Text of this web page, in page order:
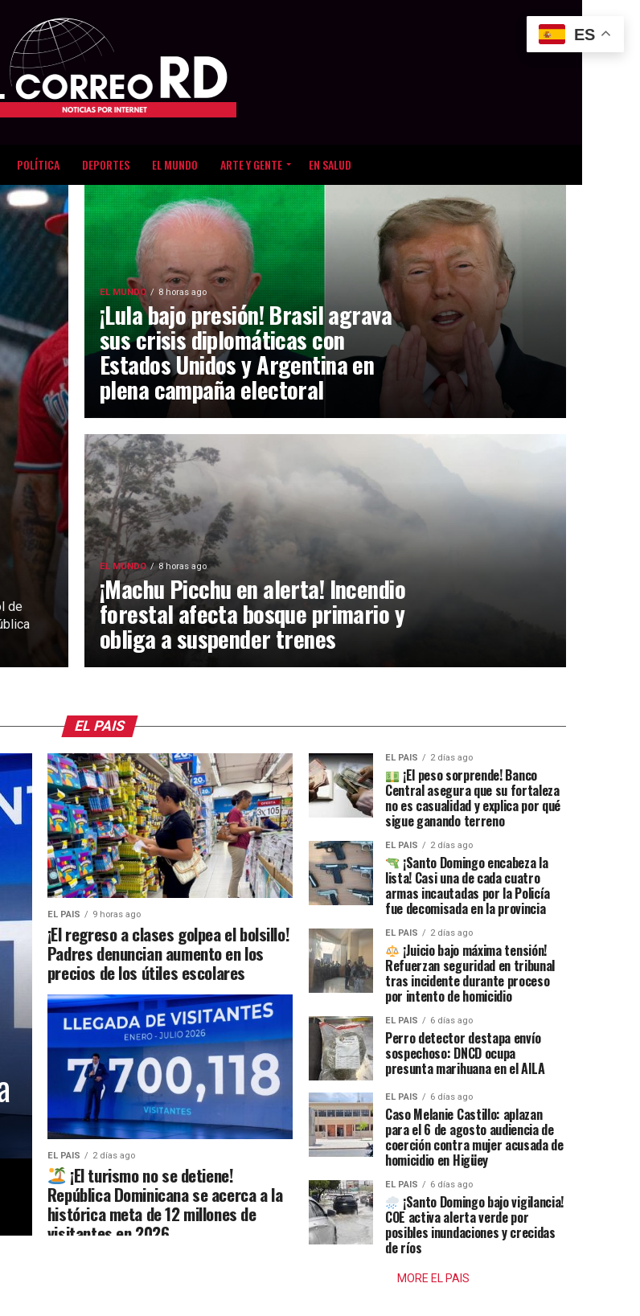
POLÍTICA DEPORTES EL MUNDO ARTE Y GENTE EN SALUD
de
EL MUNDO 8 horas ago
¡Lula bajo presión! Brasil agrava
sus crisis diplomáticas con
Estados Unidos y Argentina en
plena campaña electoral
EL MUNDO 8 horas ago
¡Machu Picchu en alerta! Incendio
forestal afecta bosque primario y
obliga a suspender trenes
EL PAIS
EL PAIS 9 horas ago
¡El regreso a clases golpea el bolsillo!
Padres denuncian aumento en los
precios de los útiles escolares
EL PAIS 2 días ago
¡El turismo no se detiene!
República Dominicana se acerca a la
histórica meta de 12 millones de
visitantes en 2026
EL PAIS 2 días ago
¡El peso sorprende! Banco
Central asegura que su fortaleza
no es casualidad y explica por qué
sigue ganando terreno
EL PAIS 2 días ago
¡Santo Domingo encabeza la
lista! Casi una de cada cuatro
armas incautadas por la Policía
fue decomisada en la provincia
EL PAIS 2 días ago
¡Juicio bajo máxima tensión!
Refuerzan seguridad en tribunal
tras incidente durante proceso
por intento de homicidio
EL PAIS 6 días ago
Perro detector destapa envío
sospechoso: DNCD ocupa
presunta marihuana en el AILA
EL PAIS 6 días ago
Caso Melanie Castillo: aplazan
para el 6 de agosto audiencia de
coerción contra mujer acusada de
homicidio en Higüey
EL PAIS 6 días ago
¡Santo Domingo bajo vigilancia!
COE activa alerta verde por
posibles inundaciones y crecidas
de ríos
MORE EL PAIS
ES